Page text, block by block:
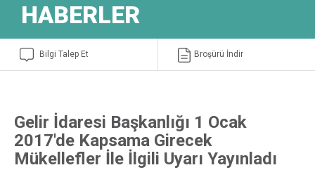
HABERLER
Bilgi Talep Et Broşürü İndir
Gelir İdaresi Başkanlığı 1 Ocak
2017'de Kapsama Girecek
Mükellefler İle İlgili Uyarı Yayınladı